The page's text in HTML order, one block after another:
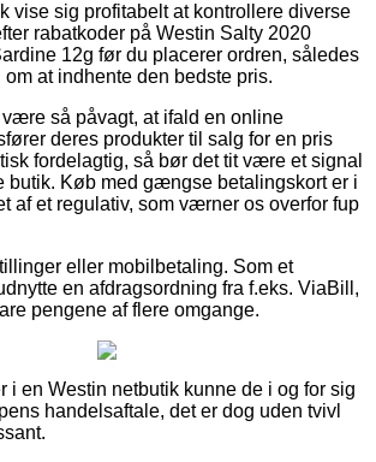
vise sig profitabelt at kontrollere diverse
rabatkoder på Westin Salty 2020
12g før du placerer ordren, således
at indhente den bedste pris.
så påvagt, at ifald en online
deres produkter til salg for en pris
fordelagtig, så bør det tit være et signal
butik. Køb med gængse betalingskort er i
af et regulativ, som værner os overfor fup
eller mobilbetaling. Som et
en afdragsordning fra f.eks. ViaBill,
pengene af flere omgange.
i en Westin netbutik kunne de i og for sig
handelsaftale, det er dog uden tvivl